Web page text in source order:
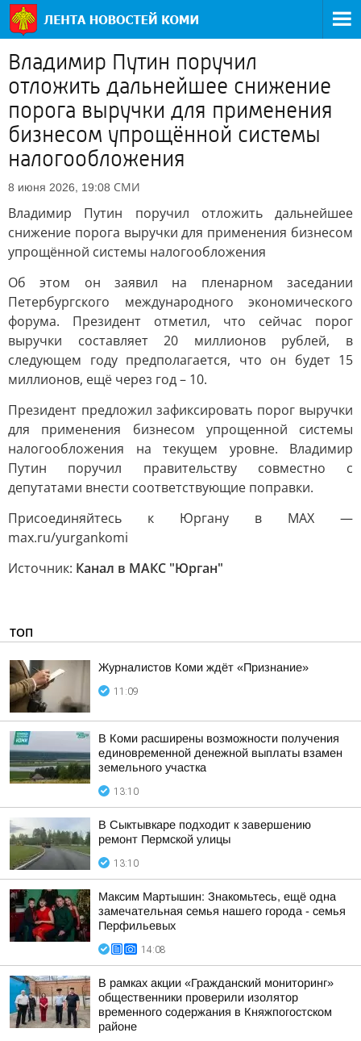
Владимир Путин поручил
отложить дальнейшее снижение
порога выручки для применения
бизнесом упрощённой системы
налогообложения
8 июня 2026, 19:08 СМИ
Владимир Путин поручил отложить дальнейшее
снижение порога выручки для применения бизнесом
упрощённой системы налогообложения
Об этом он заявил на пленарном заседании
Петербургского международного экономического
форума. Президент отметил, что сейчас порог
выручки составляет 20 миллионов рублей, в
следующем году предполагается, что он будет 15
миллионов, ещё через год – 10.
Президент предложил зафиксировать порог выручки
для применения бизнесом упрощенной системы
налогообложения на текущем уровне. Владимир
Путин поручил правительству совместно с
депутатами внести соответствующие поправки.
Присоединяйтесь к Юргану в MAX —
max.ru/yurgankomi
Источник: Канал в МАКС "Юрган"
ТОП
Журналистов Коми ждёт «Признание»
11:09
В Коми расширены возможности получения
единовременной денежной выплаты взамен
земельного участка
13:10
В Сыктывкаре подходит к завершению
ремонт Пермской улицы
13:10
Максим Мартышин: Знакомьтесь, ещё одна
замечательная семья нашего города - семья
Перфильевых
14:08
В рамках акции «Гражданский мониторинг»
общественники проверили изолятор
временного содержания в Княжпогостском
районе